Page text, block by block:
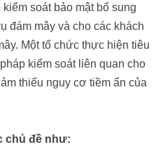
soát bảo mật bổ sung
đám mây và cho các khách
Một tổ chức thực hiện tiêu
kiểm soát liên quan cho
thiểu nguy cơ tiềm ẩn của
chủ đề như: